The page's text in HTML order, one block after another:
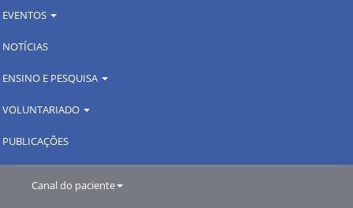
EVENTOS
NOTÍCIAS
ENSINO E PESQUISA
VOLUNTARIADO
PUBLICAÇÕES
Canal do paciente